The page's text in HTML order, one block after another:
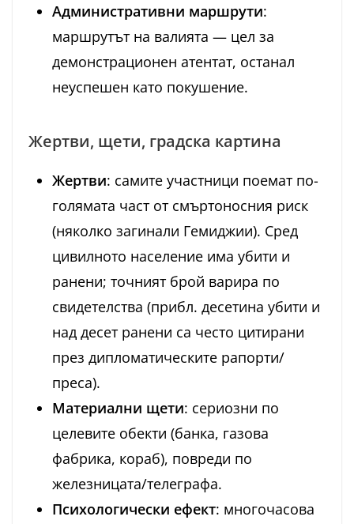
Административни маршрути:
маршрутът на валията — цел за
демонстрационен атентат, останал
неуспешен като покушение.
Жертви, щети, градска картина
Жертви: самите участници поемат по-
голямата част от смъртоносния риск
(няколко загинали Гемиджии). Сред
цивилното население има убити и
ранени; точният брой варира по
свидетелства (прибл. десетина убити и
над десет ранени са често цитирани
през дипломатическите рапорти/
преса).
Материални щети: сериозни по
целевите обекти (банка, газова
фабрика, кораб), повреди по
железницата/телеграфа.
Психологически ефект: многочасова